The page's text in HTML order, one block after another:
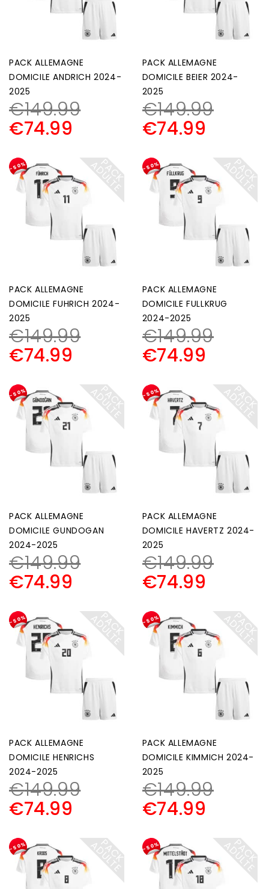
PACK ALLEMAGNE
DOMICILE ANDRICH 2024-
2025
€149.99
€74.99
PACK ALLEMAGNE
DOMICILE BEIER 2024-
2025
€149.99
€74.99
-50% P
A
C
K
A
D
U
L
T
E
PACK ALLEMAGNE
DOMICILE FUHRICH 2024-
2025
€149.99
€74.99
-50% P
A
C
K
A
D
U
L
T
E
PACK ALLEMAGNE
DOMICILE FULLKRUG
2024-2025
€149.99
€74.99
-50% P
A
C
K
A
D
U
L
T
E
PACK ALLEMAGNE
DOMICILE GUNDOGAN
2024-2025
€149.99
€74.99
-50% P
A
C
K
A
D
U
L
T
E
PACK ALLEMAGNE
DOMICILE HAVERTZ 2024-
2025
€149.99
€74.99
-50% P
A
C
K
A
D
U
L
T
E
PACK ALLEMAGNE
DOMICILE HENRICHS
2024-2025
€149.99
€74.99
-50% P
A
C
K
A
D
U
L
T
E
PACK ALLEMAGNE
DOMICILE KIMMICH 2024-
2025
€149.99
€74.99
-50% P
A
C
K
A
D
U
L
T
E -50% P
A
C
K
A
D
U
L
T
E